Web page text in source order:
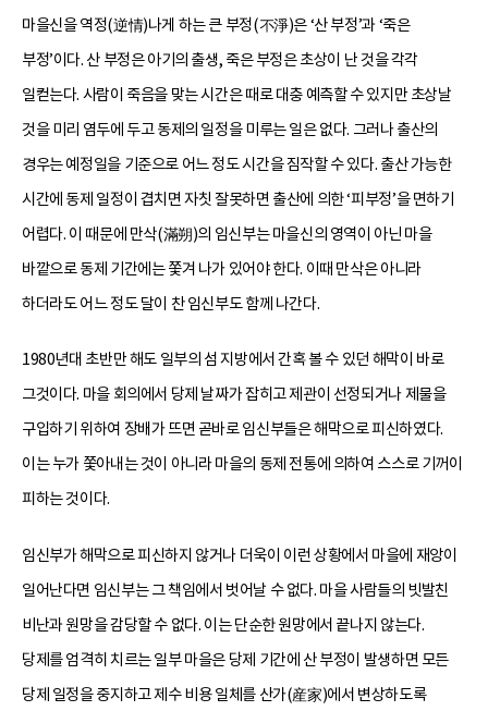
마을신을 역정(逆情)나게 하는 큰 부정(不淨)은 ‘산 부정’과 ‘죽은
부정’이다. 산 부정은 아기의 출생, 죽은 부정은 초상이 난 것을 각각
일컫는다. 사람이 죽음을 맞는 시간은 때로 대충 예측할 수 있지만 초상날
것을 미리 염두에 두고 동제의 일정을 미루는 일은 없다. 그러나 출산의
경우는 예정일을 기준으로 어느 정도 시간을 짐작할 수 있다. 출산 가능한
시간에 동제 일정이 겹치면 자칫 잘못하면 출산에 의한 ‘피부정’을 면하기
어렵다. 이 때문에 만삭(滿朔)의 임신부는 마을신의 영역이 아닌 마을
바깥으로 동제 기간에는 쫓겨 나가 있어야 한다. 이때 만삭은 아니라
하더라도 어느 정도 달이 찬 임신부도 함께 나간다.
1980년대 초반만 해도 일부의 섬 지방에서 간혹 볼 수 있던 해막이 바로
그것이다. 마을 회의에서 당제 날짜가 잡히고 제관이 선정되거나 제물을
구입하기 위하여 장배가 뜨면 곧바로 임신부들은 해막으로 피신하였다.
이는 누가 쫓아내는 것이 아니라 마을의 동제 전통에 의하여 스스로 기꺼이
피하는 것이다.
임신부가 해막으로 피신하지 않거나 더욱이 이런 상황에서 마을에 재앙이
일어난다면 임신부는 그 책임에서 벗어날 수 없다. 마을 사람들의 빗발친
비난과 원망을 감당할 수 없다. 이는 단순한 원망에서 끝나지 않는다.
당제를 엄격히 치르는 일부 마을은 당제 기간에 산 부정이 발생하면 모든
당제 일정을 중지하고 제수 비용 일체를 산가(産家)에서 변상하도록